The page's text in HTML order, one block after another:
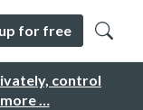
control
…
for free